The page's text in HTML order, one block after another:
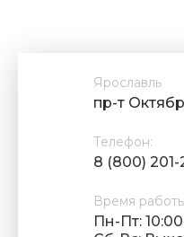
Ярославль
пр-т
Телефон:
8 (800) 201-
Время
Пн-Пт: